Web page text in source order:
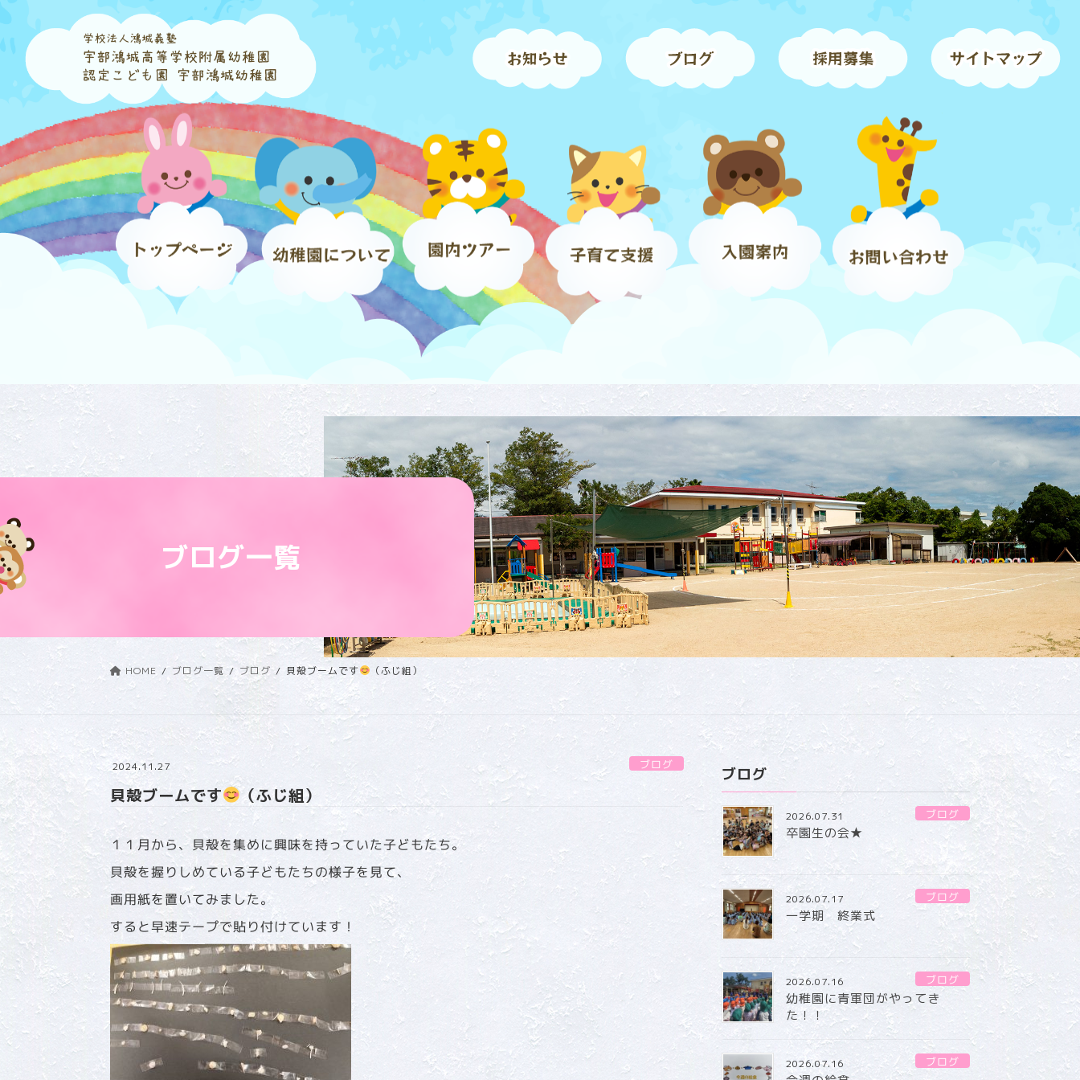
ブログ一覧
HOME ブログ一覧 ブログ 貝殻ブームです （ふじ組）
2024.11.27 ブログ
貝殻ブームです （ふじ組）
１１月から、貝殻を集めに興味を持っていた子どもたち。
貝殻を握りしめている子どもたちの様子を見て、
画用紙を置いてみました。
すると早速テープで貼り付けています！
ブログ
2026.07.31 ブログ
卒園生の会★
2026.07.17 ブログ
一学期 終業式
2026.07.16 ブログ
幼稚園に青軍団がやってき
た！！
2026.07.16 ブログ